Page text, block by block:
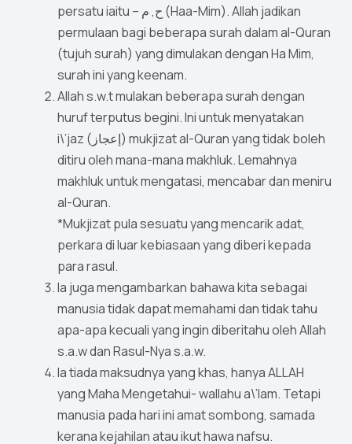
persatu iaitu – ح, م (Haa-Mim). Allah jadikan
permulaan bagi beberapa surah dalam al-Quran
(tujuh surah) yang dimulakan dengan Ha Mim,
surah ini yang keenam.
Allah s.w.t mulakan beberapa surah dengan
huruf terputus begini. Ini untuk menyatakan
i\’jaz (إعجاز) mukjizat al-Quran yang tidak boleh
ditiru oleh mana-mana makhluk. Lemahnya
makhluk untuk mengatasi, mencabar dan meniru
al-Quran.
*Mukjizat pula sesuatu yang mencarik adat,
perkara di luar kebiasaan yang diberi kepada
para rasul.
Ia juga mengambarkan bahawa kita sebagai
manusia tidak dapat memahami dan tidak tahu
apa-apa kecuali yang ingin diberitahu oleh Allah
s.a.w dan Rasul-Nya s.a.w.
Ia tiada maksudnya yang khas, hanya ALLAH
yang Maha Mengetahui- wallahu a\’lam. Tetapi
manusia pada hari ini amat sombong, samada
kerana kejahilan atau ikut hawa nafsu.